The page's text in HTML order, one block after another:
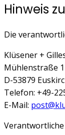
Hinweis
Die
Klüsener +
Mühlenstraße
D-53879
Telefon: +49-
E-Mail: